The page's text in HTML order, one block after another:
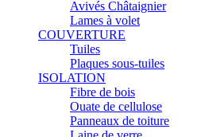
Avivés Châtaignier
Lames à volet
COUVERTURE
Tuiles
Plaques sous-tuiles
ISOLATION
Fibre de bois
Ouate de cellulose
Panneaux de toiture